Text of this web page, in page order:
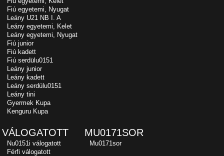
Fiú egyetemi, Nyugat
Leány U21 NB I. A
Leány egyetemi, Kelet
Leány egyetemi, Nyugat
Fiú junior
Fiú kadett
Fiú serdülu0151
Leány junior
Leány kadett
Leány serdülu0151
Leány tini
Gyermek Kupa
Kenguru Kupa
VÁLOGATOTT
Nu0151i válogatott
Férfi válogatott
MU0171SOR
Mu0171sor